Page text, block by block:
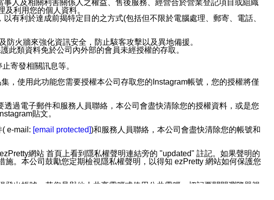
人及相關利害關係人之權益、售後服務、經營合於營業登記項目或組織
利用您的個人資料。
有利於達成前揭特定目的之方式(包括但不限於電腦處理、郵寄、電話、
火牆來強化資訊安全，防止駭客攻擊以及異地備援。
此類資料免於公司內外部的會員未經授權的存取。
寄發相關訊息等。
，使用此功能您需要授權本公司存取您的Instagram帳號，您的授權將僅
過電子郵件和服務人員聯絡，本公司會盡快清除您的授權資料，或是您
貼文。
e-mail: [email protected])和服務人員聯絡，本公司會盡快清除您的帳號和
網站 首頁上看到隱私權聲明連結旁的 "updated" 註記。如果聲明的
。本公司鼓勵您定期檢視隱私權聲明，以得知 ezPretty 網站如何保護您
出帳號。若您是與他人共享電腦或使用公共電腦，切記要關閉瀏覽器視